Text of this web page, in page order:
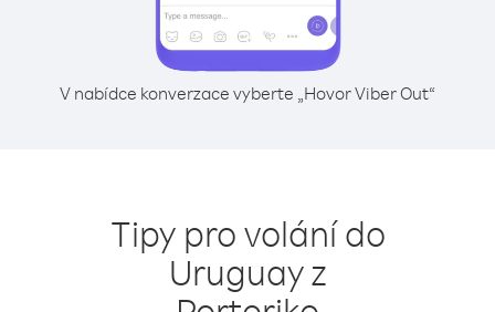
V nabídce konverzace vyberte „Hovor Viber Out“
Tipy pro volání do
Uruguay z